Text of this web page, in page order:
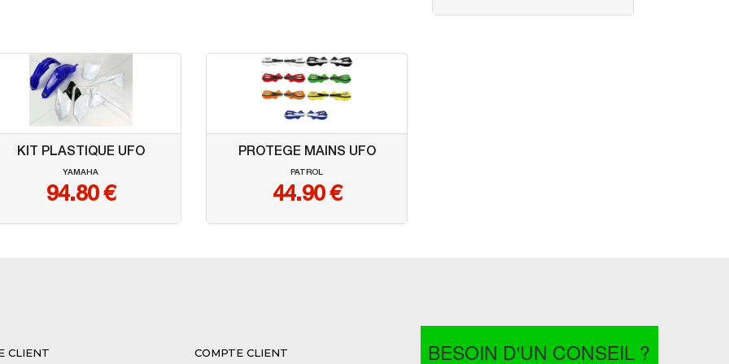
KIT PLASTIQUE UFO
YAMAHA
94.80€
PROTEGE MAINS UFO
PATROL
44.90€
CLIENT COMPTE CLIENT BESOIN D'UN CONSEIL ?